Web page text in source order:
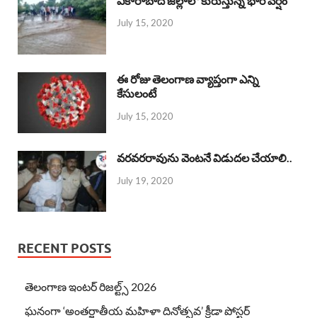
July 15, 2020
ఈ రోజు తెలంగాణ వ్యాప్తంగా ఎన్ని
కేసులంటే
July 15, 2020
వరవరరావును వెంటనే విడుదల చేయాలి..
July 19, 2020
RECENT POSTS
తెలంగాణ ఇంటర్ రిజల్ట్స్ 2026
ఘనంగా ‘అంతర్జాతీయ మహిళా దినోత్సవ’ క్రీడా పోస్టర్